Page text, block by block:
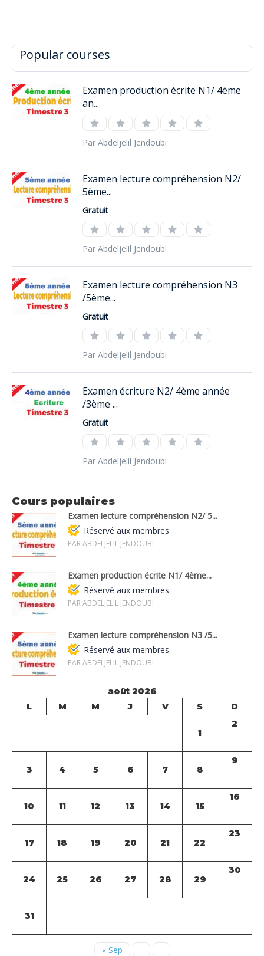
Popular courses
Examen production écrite N1/ 4ème
an...
Par Abdeljelil Jendoubi
Examen lecture compréhension N2/
5ème...
Gratuit
Par Abdeljelil Jendoubi
Examen lecture compréhension N3
/5ème...
Gratuit
Par Abdeljelil Jendoubi
Examen écriture N2/ 4ème année
/3ème ...
Gratuit
Par Abdeljelil Jendoubi
Cours populaires
Examen lecture compréhension N2/ 5...
Réservé aux membres
PAR ABDELJELIL JENDOUBI
Examen production écrite N1/ 4ème...
Réservé aux membres
PAR ABDELJELIL JENDOUBI
Examen lecture compréhension N3 /5...
Réservé aux membres
PAR ABDELJELIL JENDOUBI
août 2026
L
M M J V S D
1
2
3 4 5 6 7 8
9
10 11 12 13 14 15
16
17 18 19 20 21 22
23
24 25 26 27 28 29
30
31
« Sep